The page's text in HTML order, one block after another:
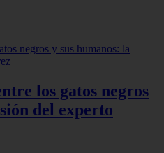
los gatos negros
del experto